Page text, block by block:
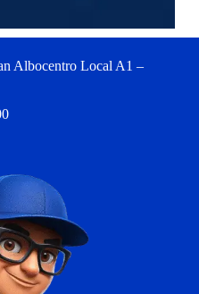
Albocentro Local A1 –